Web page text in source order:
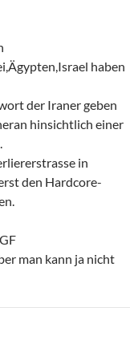
haben
der Iraner geben
hinsichtlich einer
in
den Hardcore-
man kann ja nicht